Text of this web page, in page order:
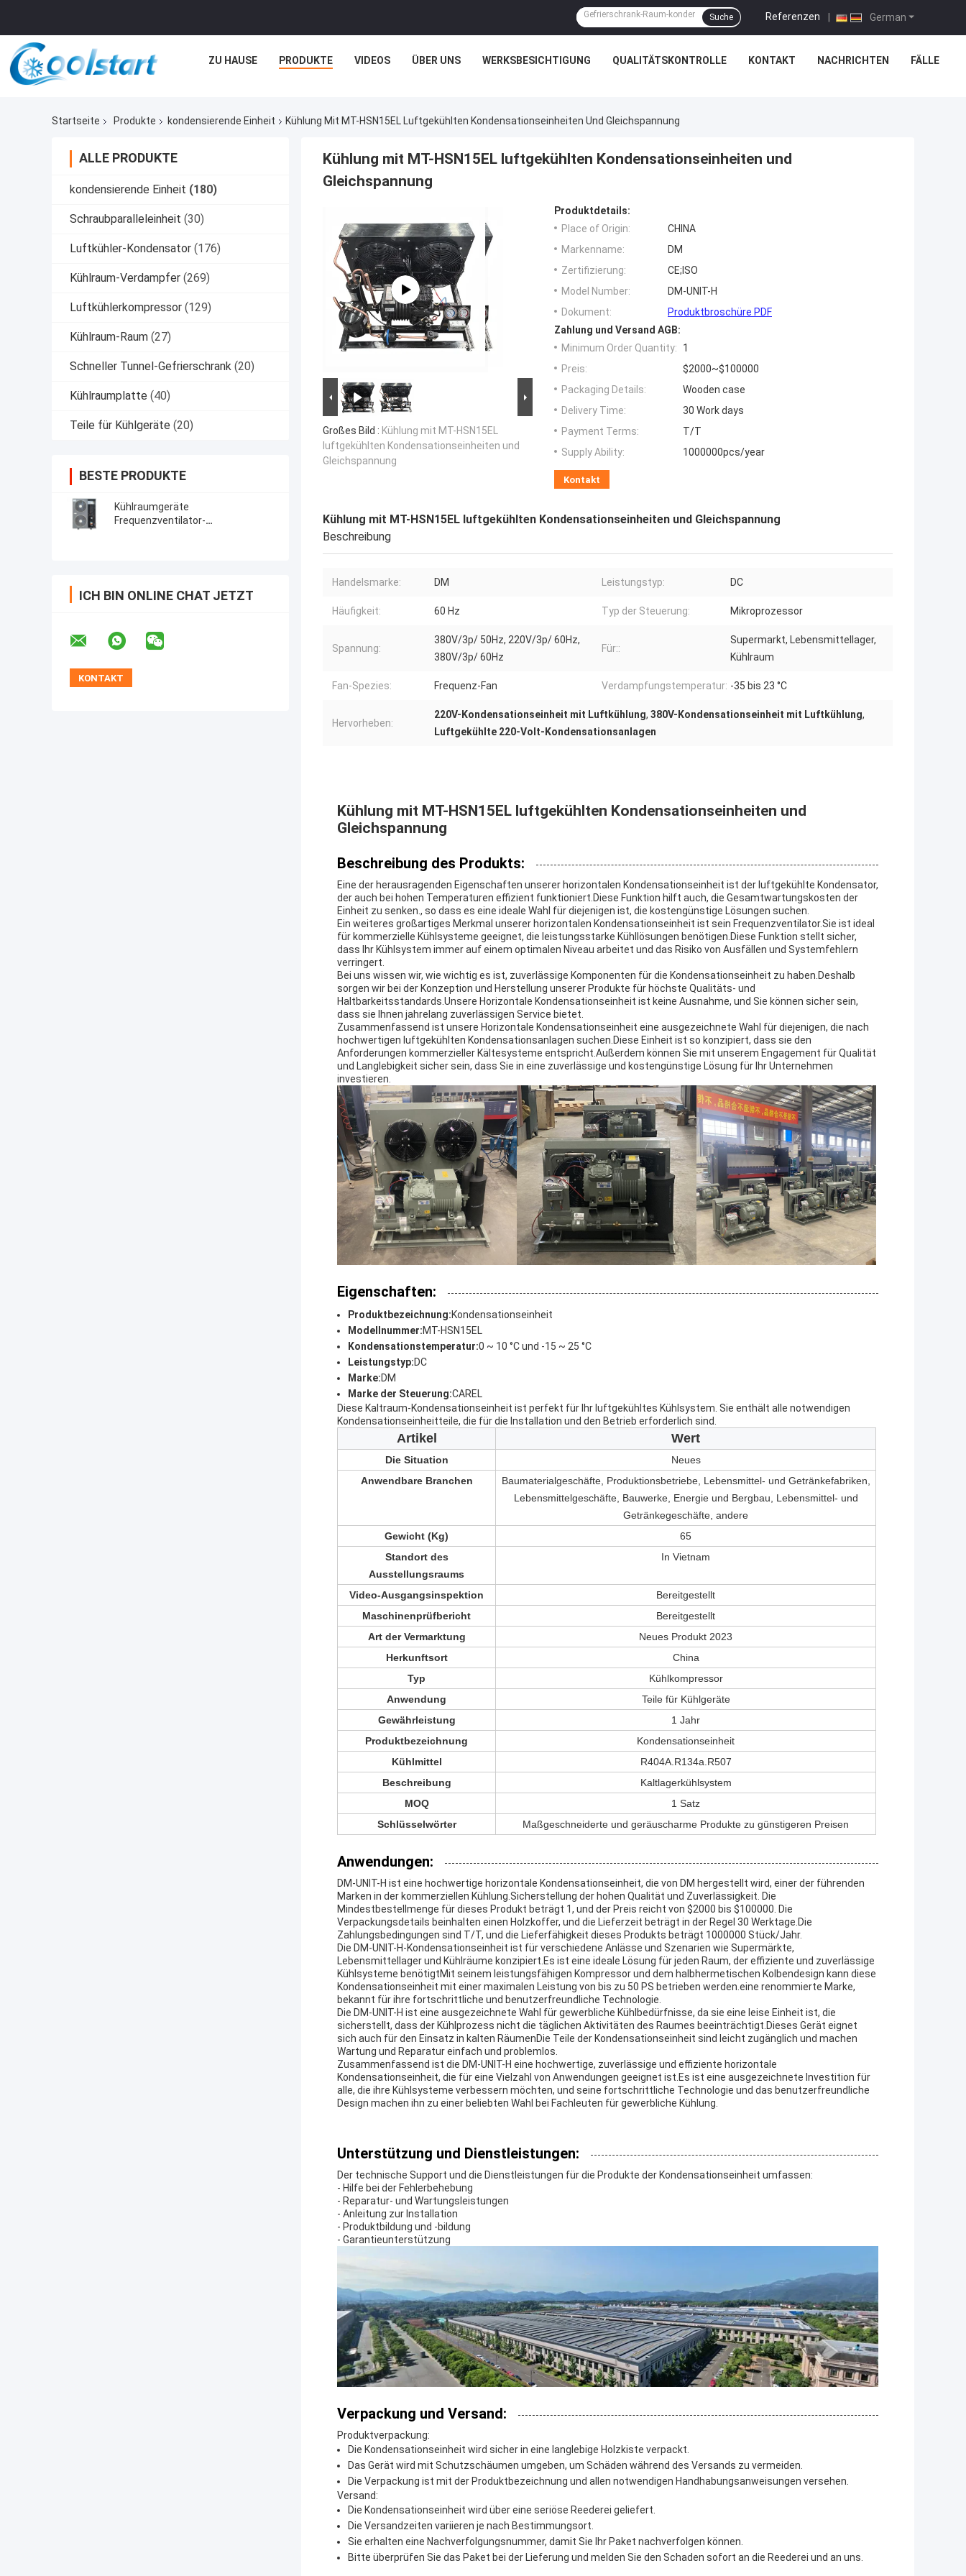
German
Referenzen |
Suche
ZU HAUSE PRODUKTE VIDEOS ÜBER UNS WERKSBESICHTIGUNG QUALITÄTSKONTROLLE KONTAKT NACHRICHTEN FÄLLE
Startseite Produkte kondensierende Einheit Kühlung Mit MT-HSN15EL Luftgekühlten Kondensationseinheiten Und Gleichspannung
ALLE PRODUKTE
kondensierende Einheit (180)
Schraubparalleleinheit (30)
Luftkühler-Kondensator (176)
Kühlraum-Verdampfer (269)
Luftkühlerkompressor (129)
Kühlraum-Raum (27)
Schneller Tunnel-Gefrierschrank (20)
Kühlraumplatte (40)
Teile für Kühlgeräte (20)
BESTE PRODUKTE
Kühlraumgeräte
Frequenzventilator-
ICH BIN ONLINE CHAT JETZT
Kühlung mit MT-HSN15EL luftgekühlten Kondensationseinheiten und
Gleichspannung
Großes Bild : Kühlung mit MT-HSN15EL
luftgekühlten Kondensationseinheiten und
Gleichspannung
Produktdetails:
Place of Origin:
CHINA
Markenname:
DM
Zertifizierung:
CE;ISO
Model Number:
DM-UNIT-H
Dokument:
Produktbroschüre PDF
Zahlung und Versand AGB:
Minimum Order Quantity:
1
Preis:
$2000~$100000
Packaging Details:
Wooden case
Delivery Time:
30 Work days
Payment Terms:
T/T
Supply Ability:
1000000pcs/year
Kontakt
Kühlung mit MT-HSN15EL luftgekühlten Kondensationseinheiten und Gleichspannung
Beschreibung
Handelsmarke: DM Leistungstyp: DC
Häufigkeit: 60 Hz Typ der Steuerung: Mikroprozessor
Spannung:
380V/3p/ 50Hz, 220V/3p/ 60Hz,
380V/3p/ 60Hz
Für::
Supermarkt, Lebensmittellager,
Kühlraum
Fan-Spezies: Frequenz-Fan Verdampfungstemperatur: -35 bis 23 °C
Hervorheben:
220V-Kondensationseinheit mit Luftkühlung, 380V-Kondensationseinheit mit Luftkühlung,
Luftgekühlte 220-Volt-Kondensationsanlagen
Kühlung mit MT-HSN15EL luftgekühlten Kondensationseinheiten und
Gleichspannung
Beschreibung des Produkts:
Eine der herausragenden Eigenschaften unserer horizontalen Kondensationseinheit ist der luftgekühlte Kondensator,
der auch bei hohen Temperaturen effizient funktioniert.Diese Funktion hilft auch, die Gesamtwartungskosten der
Einheit zu senken., so dass es eine ideale Wahl für diejenigen ist, die kostengünstige Lösungen suchen.
Ein weiteres großartiges Merkmal unserer horizontalen Kondensationseinheit ist sein Frequenzventilator.Sie ist ideal
für kommerzielle Kühlsysteme geeignet, die leistungsstarke Kühllösungen benötigen.Diese Funktion stellt sicher,
dass Ihr Kühlsystem immer auf einem optimalen Niveau arbeitet und das Risiko von Ausfällen und Systemfehlern
verringert.
Bei uns wissen wir, wie wichtig es ist, zuverlässige Komponenten für die Kondensationseinheit zu haben.Deshalb
sorgen wir bei der Konzeption und Herstellung unserer Produkte für höchste Qualitäts- und
Haltbarkeitsstandards.Unsere Horizontale Kondensationseinheit ist keine Ausnahme, und Sie können sicher sein,
dass sie Ihnen jahrelang zuverlässigen Service bietet.
Zusammenfassend ist unsere Horizontale Kondensationseinheit eine ausgezeichnete Wahl für diejenigen, die nach
hochwertigen luftgekühlten Kondensationsanlagen suchen.Diese Einheit ist so konzipiert, dass sie den
Anforderungen kommerzieller Kältesysteme entspricht.Außerdem können Sie mit unserem Engagement für Qualität
und Langlebigkeit sicher sein, dass Sie in eine zuverlässige und kostengünstige Lösung für Ihr Unternehmen
investieren.
Eigenschaften:
Produktbezeichnung:Kondensationseinheit
Modellnummer:MT-HSN15EL
Kondensationstemperatur:0 ~ 10 °C und -15 ~ 25 °C
Leistungstyp:DC
Marke:DM
Marke der Steuerung:CAREL
Diese Kaltraum-Kondensationseinheit ist perfekt für Ihr luftgekühltes Kühlsystem. Sie enthält alle notwendigen
Kondensationseinheitteile, die für die Installation und den Betrieb erforderlich sind.
Artikel Wert
Die Situation
Neues
Anwendbare Branchen
Baumaterialgeschäfte, Produktionsbetriebe, Lebensmittel- und Getränkefabriken,
Lebensmittelgeschäfte, Bauwerke, Energie und Bergbau, Lebensmittel- und
Getränkegeschäfte, andere
Gewicht (Kg)
65
Standort des
Ausstellungsraums
In Vietnam
Video-Ausgangsinspektion
Bereitgestellt
Maschinenprüfbericht
Bereitgestellt
Art der Vermarktung
Neues Produkt 2023
Herkunftsort
China
Typ
Kühlkompressor
Anwendung
Teile für Kühlgeräte
Gewährleistung
1 Jahr
Produktbezeichnung
Kondensationseinheit
Kühlmittel
R404A.R134a.R507
Beschreibung
Kaltlagerkühlsystem
MOQ
1 Satz
Schlüsselwörter
Maßgeschneiderte und geräuscharme Produkte zu günstigeren Preisen
Anwendungen:
DM-UNIT-H ist eine hochwertige horizontale Kondensationseinheit, die von DM hergestellt wird, einer der führenden
Marken in der kommerziellen Kühlung.Sicherstellung der hohen Qualität und Zuverlässigkeit. Die
Mindestbestellmenge für dieses Produkt beträgt 1, und der Preis reicht von $2000 bis $100000. Die
Verpackungsdetails beinhalten einen Holzkoffer, und die Lieferzeit beträgt in der Regel 30 Werktage.Die
Zahlungsbedingungen sind T/T, und die Lieferfähigkeit dieses Produkts beträgt 1000000 Stück/Jahr.
Die DM-UNIT-H-Kondensationseinheit ist für verschiedene Anlässe und Szenarien wie Supermärkte,
Lebensmittellager und Kühlräume konzipiert.Es ist eine ideale Lösung für jeden Raum, der effiziente und zuverlässige
Kühlsysteme benötigtMit seinem leistungsfähigen Kompressor und dem halbhermetischen Kolbendesign kann diese
Kondensationseinheit mit einer maximalen Leistung von bis zu 50 PS betrieben werden.eine renommierte Marke,
bekannt für ihre fortschrittliche und benutzerfreundliche Technologie.
Die DM-UNIT-H ist eine ausgezeichnete Wahl für gewerbliche Kühlbedürfnisse, da sie eine leise Einheit ist, die
sicherstellt, dass der Kühlprozess nicht die täglichen Aktivitäten des Raumes beeinträchtigt.Dieses Gerät eignet
sich auch für den Einsatz in kalten RäumenDie Teile der Kondensationseinheit sind leicht zugänglich und machen
Wartung und Reparatur einfach und problemlos.
Zusammenfassend ist die DM-UNIT-H eine hochwertige, zuverlässige und effiziente horizontale
Kondensationseinheit, die für eine Vielzahl von Anwendungen geeignet ist.Es ist eine ausgezeichnete Investition für
alle, die ihre Kühlsysteme verbessern möchten, und seine fortschrittliche Technologie und das benutzerfreundliche
Design machen ihn zu einer beliebten Wahl bei Fachleuten für gewerbliche Kühlung.
Unterstützung und Dienstleistungen:
Der technische Support und die Dienstleistungen für die Produkte der Kondensationseinheit umfassen:
- Hilfe bei der Fehlerbehebung
- Reparatur- und Wartungsleistungen
- Anleitung zur Installation
- Produktbildung und -bildung
- Garantieunterstützung
Verpackung und Versand:
Produktverpackung:
Die Kondensationseinheit wird sicher in eine langlebige Holzkiste verpackt.
Das Gerät wird mit Schutzschäumen umgeben, um Schäden während des Versands zu vermeiden.
Die Verpackung ist mit der Produktbezeichnung und allen notwendigen Handhabungsanweisungen versehen.
Versand:
Die Kondensationseinheit wird über eine seriöse Reederei geliefert.
Die Versandzeiten variieren je nach Bestimmungsort.
Sie erhalten eine Nachverfolgungsnummer, damit Sie Ihr Paket nachverfolgen können.
Bitte überprüfen Sie das Paket bei der Lieferung und melden Sie den Schaden sofort an die Reederei und an uns.